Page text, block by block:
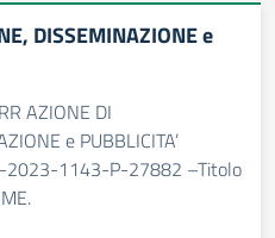
DISSEMINAZIONE e
AZIONE DI
e PUBBLICITA’
2023-1143-P-27882 –Titolo